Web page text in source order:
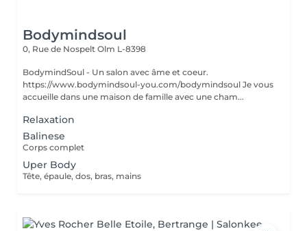
Bodymindsoul
0, Rue de Nospelt Olm L-8398
BodymindSoul - Un salon avec âme et coeur.
https://www.bodymindsoul-you.com/bodymindsoul Je vous
accueille dans une maison de famille avec une cham...
Relaxation
Balinese
Corps complet
Uper Body
Tête, épaule, dos, bras, mains